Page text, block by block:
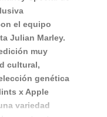
el equipo
Julian Marley.
muy
cultural,
genética
x Apple
variedad